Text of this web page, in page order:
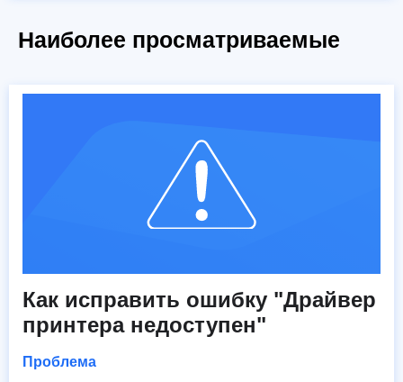
Наиболее просматриваемые
Как исправить ошибку "Драйвер
принтера недоступен"
Проблема